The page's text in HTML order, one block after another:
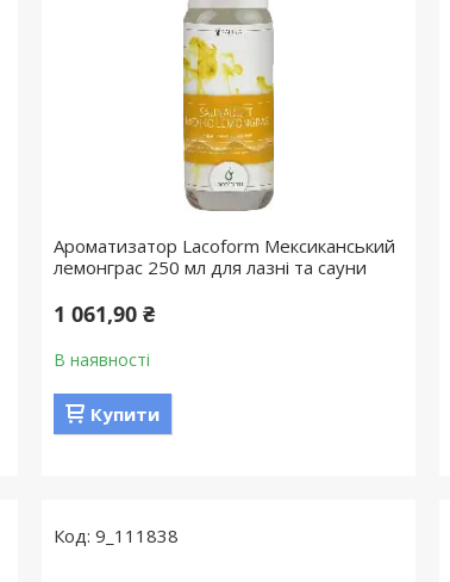
Ароматизатор Lacoform Мексиканський
лемонграс 250 мл для лазні та сауни
1 061,90 ₴
В наявності
Купити
9_111838